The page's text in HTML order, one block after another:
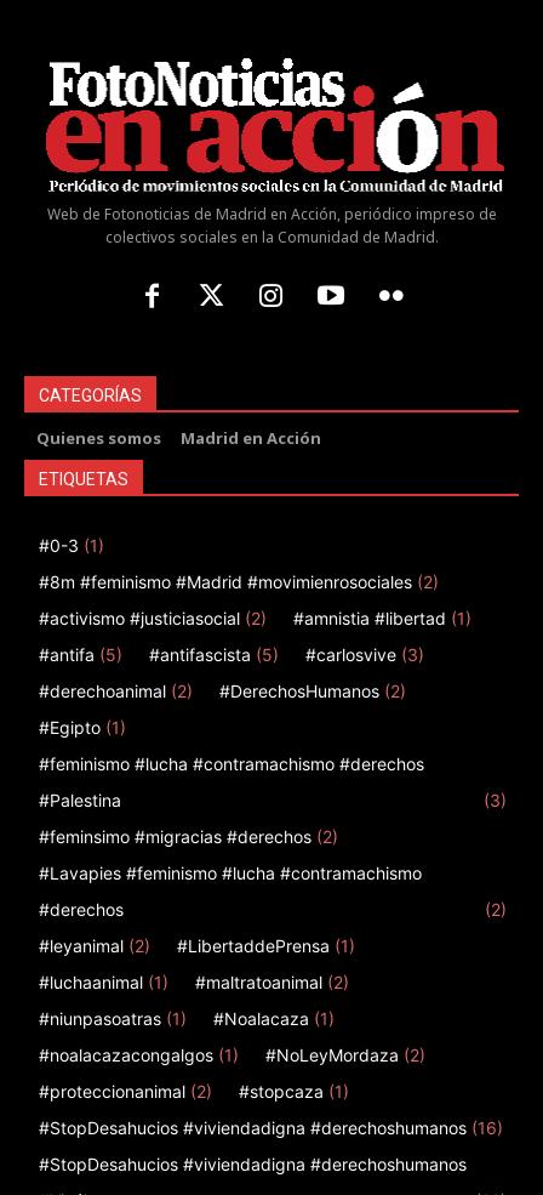
Web de Fotonoticias de Madrid en Acción, periódico impreso de
colectivos sociales en la Comunidad de Madrid.
CATEGORÍAS
Quienes somos Madrid en Acción
ETIQUETAS
#0-3 (1)
#8m #feminismo #Madrid #movimienrosociales (2)
#activismo #justiciasocial (2) #amnistia #libertad (1)
#antifa (5) #antifascista (5) #carlosvive (3)
#derechoanimal (2) #DerechosHumanos (2)
#Egipto (1)
#feminismo #lucha #contramachismo #derechos
#Palestina
(3)
#feminsimo #migracias #derechos (2)
#Lavapies #feminismo #lucha #contramachismo
#derechos
(2)
#leyanimal (2) #LibertaddePrensa (1)
#luchaanimal (1) #maltratoanimal (2)
#niunpasoatras (1) #Noalacaza (1)
#noalacazacongalgos (1) #NoLeyMordaza (2)
#proteccionanimal (2) #stopcaza (1)
#StopDesahucios #viviendadigna #derechoshumanos (16)
#StopDesahucios #viviendadigna #derechoshumanos